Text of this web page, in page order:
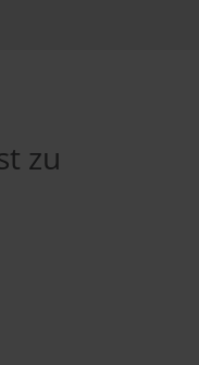
zu